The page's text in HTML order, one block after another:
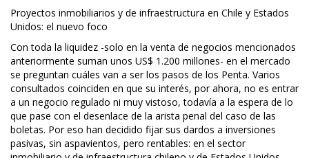
Proyectos inmobiliarios y de infraestructura en Chile y Estados
Unidos: el nuevo foco
Con toda la liquidez -solo en la venta de negocios mencionados
anteriormente suman unos US$ 1.200 millones- en el mercado
se preguntan cuáles van a ser los pasos de los Penta. Varios
consultados coinciden en que su interés, por ahora, no es entrar
a un negocio regulado ni muy vistoso, todavía a la espera de lo
que pase con el desenlace de la arista penal del caso de las
boletas. Por eso han decidido fijar sus dardos a inversiones
pasivas, sin aspavientos, pero rentables: en el sector